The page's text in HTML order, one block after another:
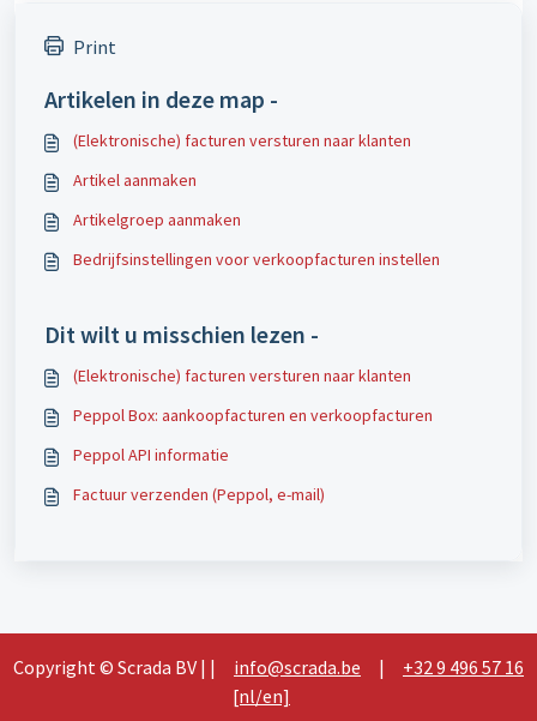
Print
Artikelen in deze map -
(Elektronische) facturen versturen naar klanten
Artikel aanmaken
Artikelgroep aanmaken
Bedrijfsinstellingen voor verkoopfacturen instellen
Dit wilt u misschien lezen -
(Elektronische) facturen versturen naar klanten
Peppol Box: aankoopfacturen en verkoopfacturen
Peppol API informatie
Factuur verzenden (Peppol, e-mail)
Copyright © Scrada BV | | info@scrada.be |
+32 9 496 57 16
[nl/en]